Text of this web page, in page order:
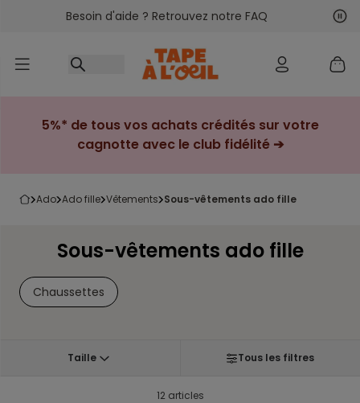
Accéder au contenu
Besoin d'aide ? Retrouvez notre FAQ
5%* de tous vos achats crédités sur votre
cagnotte avec le club fidélité ➔
ado ado fille vêtements sous-vêtements ado fille
Sous-vêtements ado fille
Chaussettes
Taille Tous les filtres
12 articles